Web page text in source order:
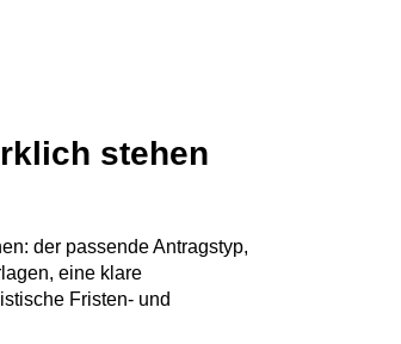
stehen
der passende Antragstyp,
eine klare
Fristen- und